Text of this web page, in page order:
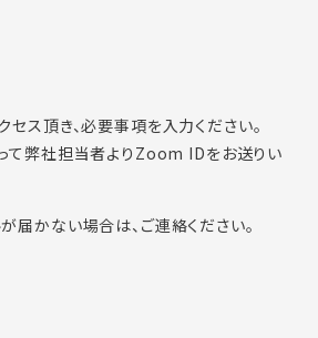
ス頂き、必要事項を入力ください。
て弊社担当者よりZoom IDをお送りい
届かない場合は、ご連絡ください。